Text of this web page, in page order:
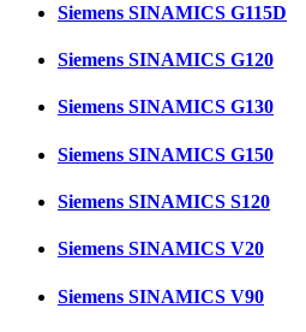
Siemens SINAMICS G115D
Siemens SINAMICS G120
Siemens SINAMICS G130
Siemens SINAMICS G150
Siemens SINAMICS S120
Siemens SINAMICS V20
Siemens SINAMICS V90